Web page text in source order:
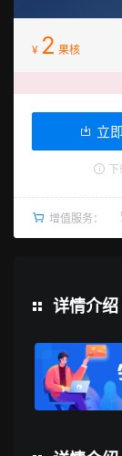
¥ 2 果核
立
下
增值服务：
详情介绍